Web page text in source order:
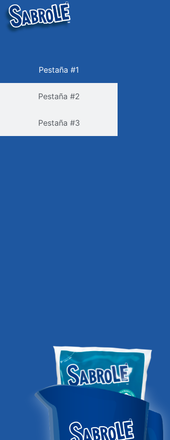
Pestaña #1
Pestaña #2
Pestaña #3